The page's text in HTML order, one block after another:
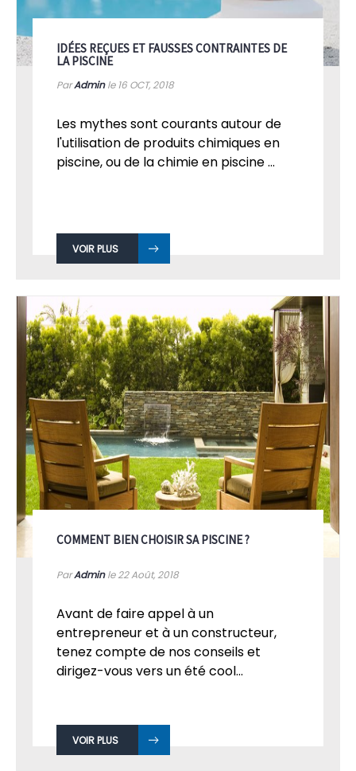
IDÉES REÇUES ET FAUSSES CONTRAINTES DE
LA PISCINE
ParAdminle 16 OCT, 2018
Les mythes sont courants autour de
l'utilisation de produits chimiques en
piscine, ou de la chimie en piscine ...
VOIR PLUS
COMMENT BIEN CHOISIR SA PISCINE ?
ParAdminle 22Août, 2018
Avant de faire appel à un
entrepreneur et à un constructeur,
tenez compte de nos conseils et
dirigez-vous vers un été cool...
VOIR PLUS